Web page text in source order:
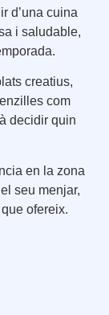
d’una cuina
i saludable,
creatius,
com
decidir quin
en la zona
seu menjar,
ofereix.